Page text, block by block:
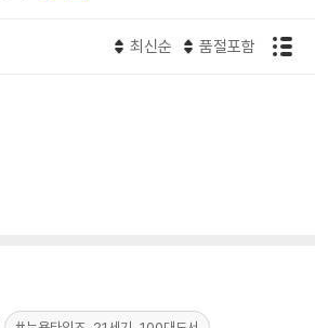
최신순 품절포함